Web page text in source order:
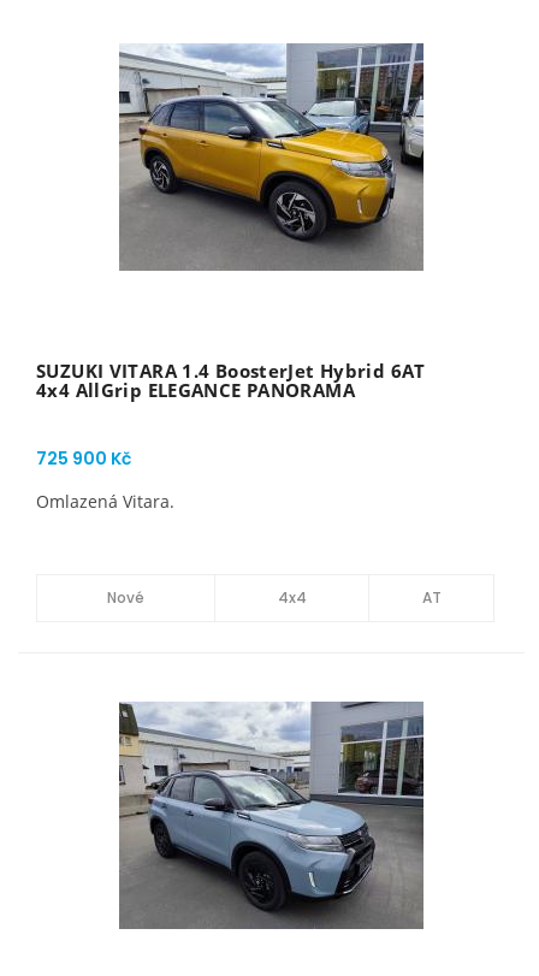
SUZUKI VITARA 1.4 BoosterJet Hybrid 6AT
4x4 AllGrip ELEGANCE PANORAMA
725 900 Kč
Omlazená Vitara.
Nové 4x4 AT